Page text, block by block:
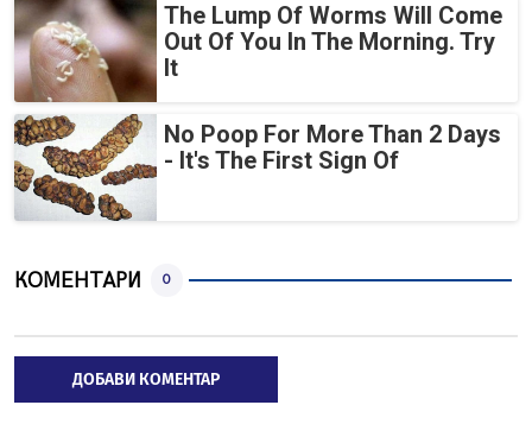
The Lump Of Worms Will Come
Out Of You In The Morning. Try
It
No Poop For More Than 2 Days
- It's The First Sign Of
КОМЕНТАРИ 0
ДОБАВИ КОМЕНТАР